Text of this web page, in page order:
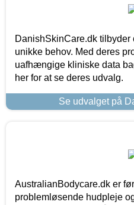
DanishSkinCare.dk
unikke behov. Med deres
uafhængige kliniske data
her for at se deres udvalg.
Se udvalget på
AustralianBodycare.dk er
problemløsende hudpleje